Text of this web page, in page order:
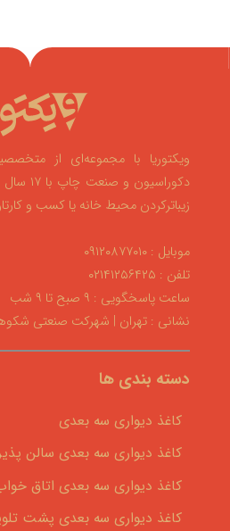
ویکتوریا با مجموعه‌ای از
زیباترکردن محیط خانه یا کسب و
موبایل : ۰۹۱۲۰۸۷۷۰۱۰
تلفن : ۰۲۱۴۱۲۵۶۴۲۵
ساعت پاسخگویی : ۹ صبح تا ۹ شب
نشانی : تهران | شهرکت صنعتی
دسته بندی ها
کاغذ دیواری سه بعدی
کاغذ دیواری سه بعدی سالن
کاغذ دیواری سه بعدی اتاق
کاغذ دیواری سه بعدی پشت